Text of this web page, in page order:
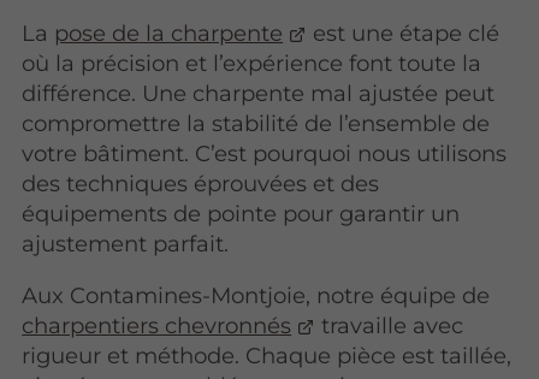
La pose de la charpente
est une étape clé
où la précision et l’expérience font toute la
différence. Une charpente mal ajustée peut
compromettre la stabilité de l’ensemble de
votre bâtiment. C’est pourquoi nous utilisons
des techniques éprouvées et des
équipements de pointe pour garantir un
ajustement parfait.
Aux Contamines-Montjoie, notre équipe de
charpentiers chevronnés
travaille avec
rigueur et méthode. Chaque pièce est taillée,